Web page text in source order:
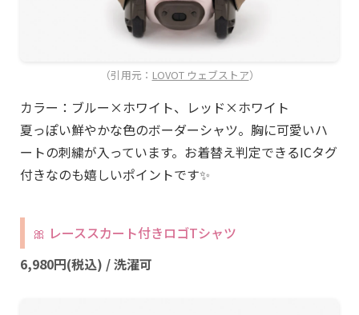
（引用元： LOVOT ウェブストア）
カラー：ブルー×ホワイト、レッド×ホワイト
夏っぽい鮮やかな色のボーダーシャツ。胸に可愛いハ
ートの刺繍が入っています。お着替え判定できるICタグ
付きなのも嬉しいポイントです✨
🎀 レーススカート付きロゴTシャツ
6,980円(税込) / 洗濯可